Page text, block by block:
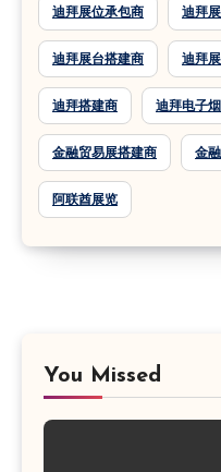
迪拜展位承包商 迪拜
迪拜展台搭建商 迪拜
迪拜搭建商 迪拜电子
金融贸易展搭建商 金
阿联酋展览
You Missed